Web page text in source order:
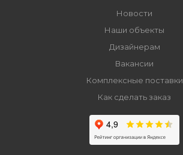
Новости
Наши объекты
Дизайнерам
Вакансии
Комплексные поставки
Как сделать заказ